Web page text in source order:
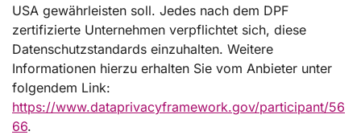
USA gewährleisten soll. Jedes nach dem DPF
zertifizierte Unternehmen verpflichtet sich, diese
Datenschutzstandards einzuhalten. Weitere
Informationen hierzu erhalten Sie vom Anbieter unter
folgendem Link:
https://www.dataprivacyframework.gov/participant/56
66.